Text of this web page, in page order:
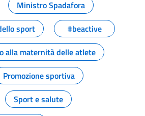
Ministro Spadafora
sport
#beactive
alla maternità delle atlete
Promozione sportiva
Sport e salute